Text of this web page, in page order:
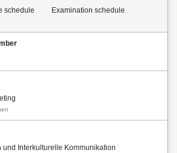
schedule Examination schedule
Interkulturelle Kommunikation